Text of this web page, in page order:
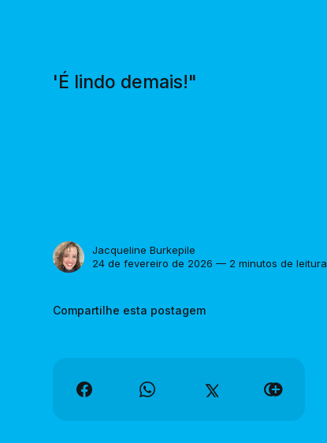
'É lindo demais!"
Jacqueline Burkepile
24 de fevereiro de 2026 — 2 minutos de leitura
Compartilhe esta postagem